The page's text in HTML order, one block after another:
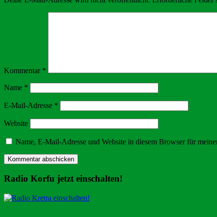
Kommentar *
Name *
E-Mail-Adresse *
Website
Name, E-Mail-Adresse und Website in diesem Browser für
Radio Korfu jetzt einschalten!